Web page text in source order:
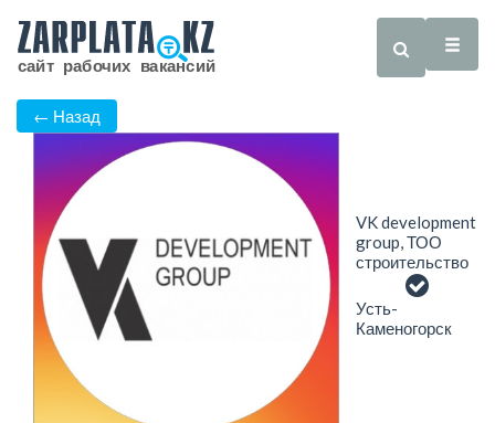
← Назад
VK development
group, ТОО
строительство
Усть-
Каменогорск